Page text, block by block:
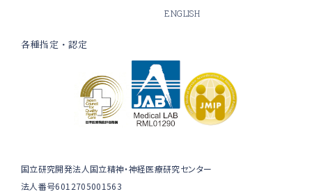
ENGLISH
各種指定・認定
国立研究開発法人国立精神・神経医療研究センター
法人番号6012705001563